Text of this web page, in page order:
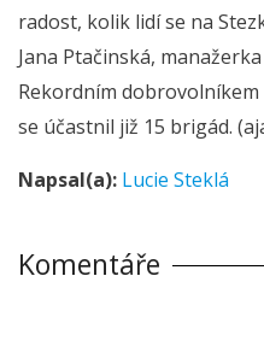
radost, kolik lidí se na
Jana Ptačinská,
Rekordním
se účastnil již 15 brigád.
Napsal(a): Lucie Steklá
Komentáře